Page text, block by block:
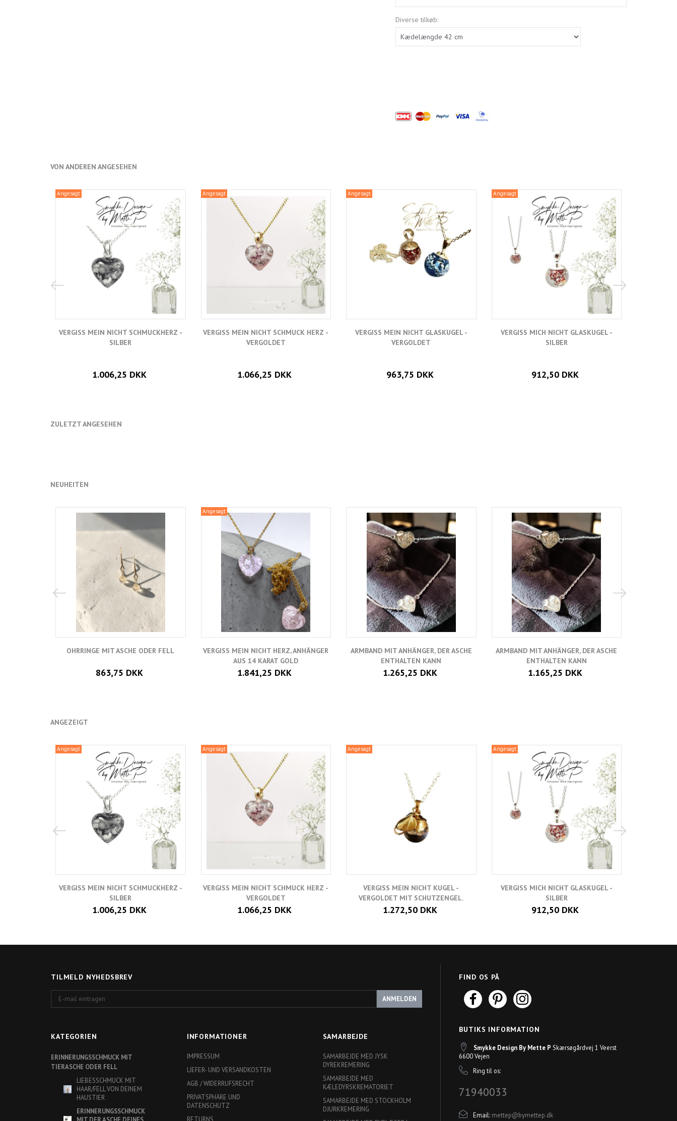
Diverse tilkøb:
VON ANDEREN ANGESEHEN
Angesagt
VERGISS MEIN NICHT SCHMUCKHERZ -
SILBER
1.006,25 DKK
Angesagt
VERGISS MEIN NICHT SCHMUCK HERZ -
VERGOLDET
1.066,25 DKK
Angesagt
VERGISS MEIN NICHT GLASKUGEL -
VERGOLDET
963,75 DKK
Angesagt
VERGISS MICH NICHT GLASKUGEL -
SILBER
912,50 DKK
ZULETZT ANGESEHEN
NEUHEITEN
OHRRINGE MIT ASCHE ODER FELL
863,75 DKK
Angesagt
VERGISS MEIN NICHT HERZ, ANHÄNGER
AUS 14 KARAT GOLD
1.841,25 DKK
ARMBAND MIT ANHÄNGER, DER ASCHE
ENTHALTEN KANN
1.265,25 DKK
ARMBAND MIT ANHÄNGER, DER ASCHE
ENTHALTEN KANN
1.165,25 DKK
ANGEZEIGT
Angesagt
VERGISS MEIN NICHT SCHMUCKHERZ -
SILBER
1.006,25 DKK
Angesagt
VERGISS MEIN NICHT SCHMUCK HERZ -
VERGOLDET
1.066,25 DKK
Angesagt
VERGISS MEIN NICHT KUGEL -
VERGOLDET MIT SCHUTZENGEL.
1.272,50 DKK
Angesagt
VERGISS MICH NICHT GLASKUGEL -
SILBER
912,50 DKK
TILMELD NYHEDSBREV
mail
ANMELDEN
KATEGORIEN
ERINNERUNGSSCHMUCK MIT
TIERASCHE ODER FELL
LIEBESSCHMUCK MIT
HAAR/FELL VON DEINEM
HAUSTIER
ERINNERUNGSSCHMUCK
MIT DER ASCHE DEINES
INFORMATIONER
IMPRESSUM
LIEFER- UND VERSANDKOSTEN
AGB / WIDERRUFSRECHT
PRIVATSPHÄRE UND
DATENSCHUTZ
RETURNS
SAMARBEJDE
SAMARBEJDE MED JYSK
DYREKREMERING
SAMARBEJDE MED
KÆLEDYRSKREMATORIET
SAMARBEJDE MED STOCKHOLM
DJURKREMERING
FIND OS PÅ
BUTIKS INFORMATION
Smykke Design By Mette P Skærsøgårdvej 1 Veerst
6600 Vejen
Ring til os:
71940033
Email: mettep@bymettep.dk